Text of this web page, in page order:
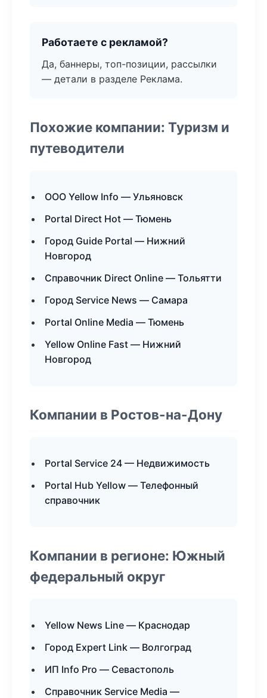
Работаете с рекламой?
Да, баннеры, топ-позиции, рассылки
— детали в разделе Реклама.
Похожие компании: Туризм и
путеводители
ООО Yellow Info — Ульяновск
Portal Direct Hot — Тюмень
Город Guide Portal — Нижний
Новгород
Справочник Direct Online — Тольятти
Город Service News — Самара
Portal Online Media — Тюмень
Yellow Online Fast — Нижний
Новгород
Компании в Ростов-на-Дону
Portal Service 24 — Недвижимость
Portal Hub Yellow — Телефонный
справочник
Компании в регионе: Южный
федеральный округ
Yellow News Line — Краснодар
Город Expert Link — Волгоград
ИП Info Pro — Севастополь
Справочник Service Media —